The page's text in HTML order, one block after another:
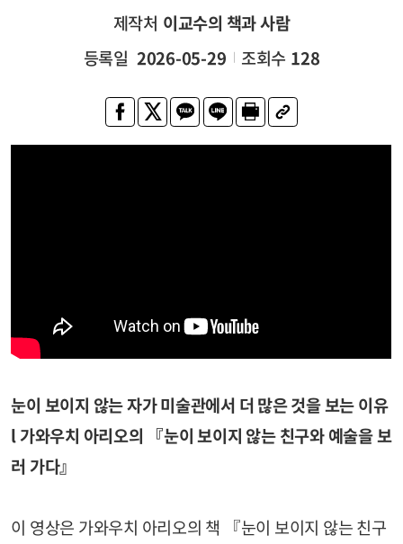
제작처 이교수의 책과 사람
등록일 2026-05-29 조회수 128
눈이 보이지 않는 자가 미술관에서 더 많은 것을 보는 이유
l 가와우치 아리오의 『눈이 보이지 않는 친구와 예술을 보
러 가다』
이 영상은 가와우치 아리오의 책 『눈이 보이지 않는 친구